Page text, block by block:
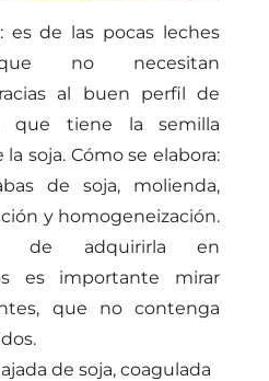
es de las pocas leches
no necesitan
al buen perfil de
que tiene la semilla
soja. Cómo se elabora:
de soja, molienda,
y homogeneización.
adquirirla en
es importante mirar
que no contenga
de soja, coagulada